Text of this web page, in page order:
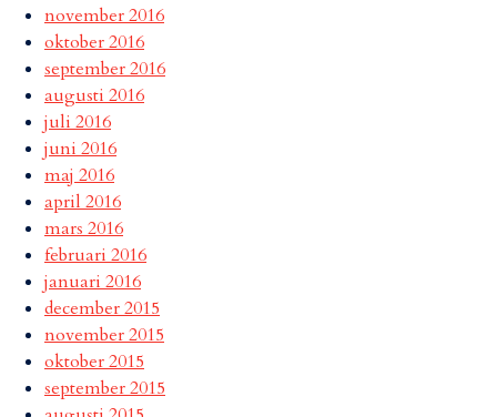
november 2016
oktober 2016
september 2016
augusti 2016
juli 2016
juni 2016
maj 2016
april 2016
mars 2016
februari 2016
januari 2016
december 2015
november 2015
oktober 2015
september 2015